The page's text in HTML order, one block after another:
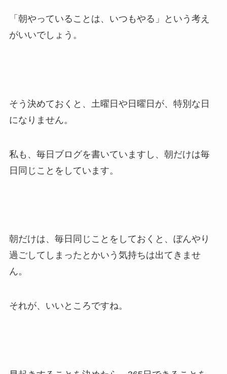
「朝やっていることは、いつもやる」という考え
がいいでしょう。
そう決めておくと、土曜日や日曜日が、特別な日
になりません。
私も、毎日ブログを書いていますし、朝だけは毎
日同じことをしています。
朝だけは、毎日同じことをしておくと、ぼんやり
過ごしてしまったとかいう気持ちは出てきませ
ん。
それが、いいところですね。